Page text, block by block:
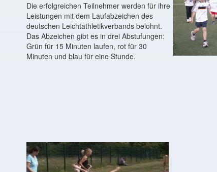
Die erfolgreichen Teilnehmer werden für ihre
Leistungen mit dem Laufabzeichen des
deutschen Leichtathletikverbands belohnt.
Das Abzeichen gibt es in drei Abstufungen:
Grün für 15 Minuten laufen, rot für 30
Minuten und blau für eine Stunde.